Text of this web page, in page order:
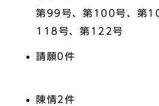
第99号、第100号、第
118号、第122号
請願0件
陳情2件